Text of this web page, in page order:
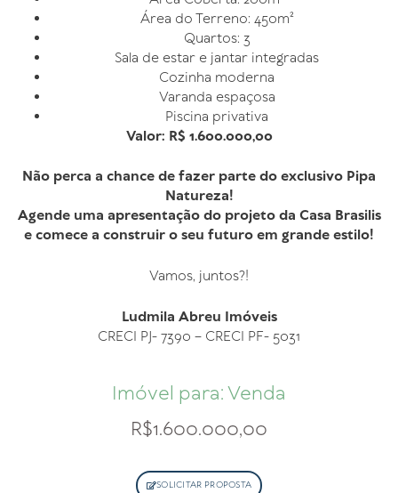
Área do Terreno: 450m²
Quartos: 3
Sala de estar e jantar integradas
Cozinha moderna
Varanda espaçosa
Piscina privativa
Valor: R$ 1.600.000,00
Não perca a chance de fazer parte do exclusivo Pipa
Natureza!
Agende uma apresentação do projeto da Casa Brasilis
e comece a construir o seu futuro em grande estilo!
Vamos, juntos?!
Ludmila Abreu Imóveis
CRECI PJ- 7390 – CRECI PF- 5031
Imóvel para: Venda
R$1.600.000,00
SOLICITAR PROPOSTA